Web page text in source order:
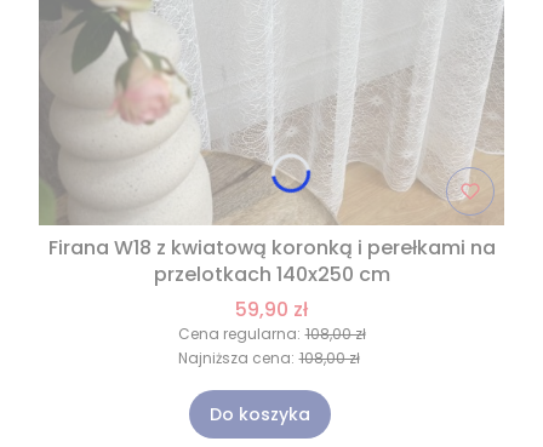
Firana W18 z kwiatową koronką i perełkami na
przelotkach 140x250 cm
59,90 zł
Cena regularna: 108,00 zł
Najniższa cena: 108,00 zł
Do koszyka